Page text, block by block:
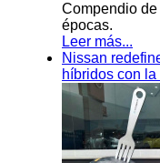
Compendio
épocas.
Leer más...
Nissan
híbridos con